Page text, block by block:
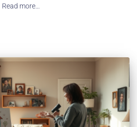
Read more…